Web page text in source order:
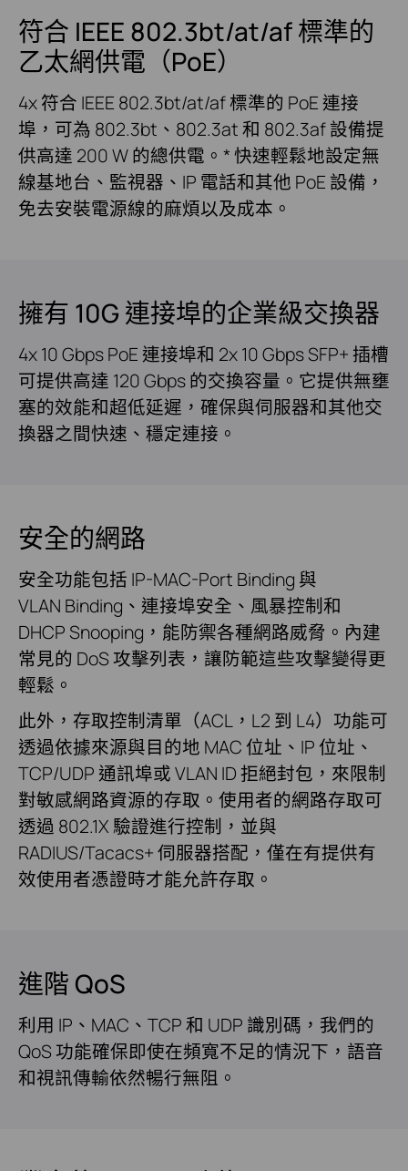
符合 IEEE 802.3bt/at/af 標準的
乙太網供電（PoE）
4x 符合 IEEE 802.3bt/at/af 標準的 PoE 連接
埠，可為 802.3bt、802.3at 和 802.3af 設備提
供高達 200 W 的總供電。* 快速輕鬆地設定無
線基地台、監視器、IP 電話和其他 PoE 設備，
免去安裝電源線的麻煩以及成本。
擁有 10G 連接埠的企業級交換器
4x 10 Gbps PoE 連接埠和 2x 10 Gbps SFP+ 插槽
可提供高達 120 Gbps 的交換容量。它提供無壅
塞的效能和超低延遲，確保與伺服器和其他交
換器之間快速、穩定連接。
安全的網路
安全功能包括 IP-MAC-Port Binding 與
VLAN Binding、連接埠安全、風暴控制和
DHCP Snooping，能防禦各種網路威脅。內建
常見的 DoS 攻擊列表，讓防範這些攻擊變得更
輕鬆。
此外，存取控制清單（ACL，L2 到 L4）功能可
透過依據來源與目的地 MAC 位址、IP 位址、
TCP/UDP 通訊埠或 VLAN ID 拒絕封包，來限制
對敏感網路資源的存取。使用者的網路存取可
透過 802.1X 驗證進行控制，並與
RADIUS/Tacacs+ 伺服器搭配，僅在有提供有
效使用者憑證時才能允許存取。
進階 QoS
利用 IP、MAC、TCP 和 UDP 識別碼，我們的
QoS 功能確保即使在頻寬不足的情況下，語音
和視訊傳輸依然暢行無阻。